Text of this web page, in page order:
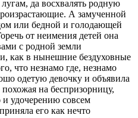
да восхвалять родную
А замученной
или бедной и голодающей
от неимения детей она
с родной земли
как в нынешние бездуховные
что незнамо где, незнамо
одетую девочку и объявила
на беспризорницу,
и удочерению совсем
его как нечто